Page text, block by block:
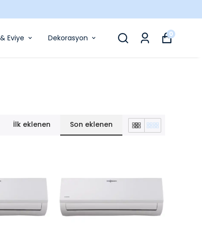
Eviye Dekorasyon 0
İlk eklenen Son eklenen